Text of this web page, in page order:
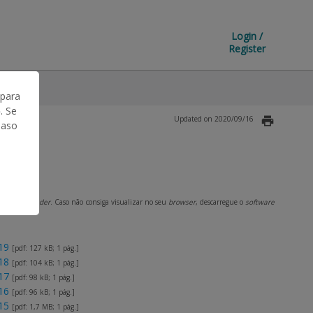
Login /
Register
Updated on 2020/09/16
Acrobat Reader. Caso não consiga visualizar no seu browser, descarregue osoftware
[pdf: 127 kB; 1 pág.]
[pdf: 104 kB; 1 pág.]
[pdf: 98 kB; 1 pág.]
[pdf: 96 kB; 1 pág.]
[pdf: 1,7 MB; 1 pág.]
Se